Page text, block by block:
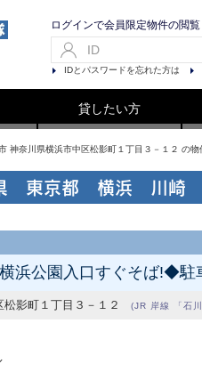
ログインで会員限定物件の閲
IDとパスワードを忘れた方は
貸したい方
神奈川県横浜市中区松影町１丁目３－１２ の物
東京都 横浜 川崎
浜公園入口すぐそば!◆
影町１丁目３－１２ (JR 岸線 「石